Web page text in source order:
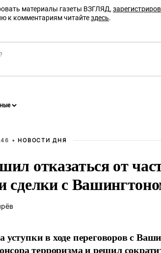
материалы газеты ВЗГЛЯД,
к комментариям читайтездесь.
• НОВОСТИ ДНЯ
отказаться от
сделки с
в ходе переговоров с
терроризма и решил